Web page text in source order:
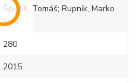
Špidlík, Tomáš; Rupnik, Marko
Ivan
280
2015